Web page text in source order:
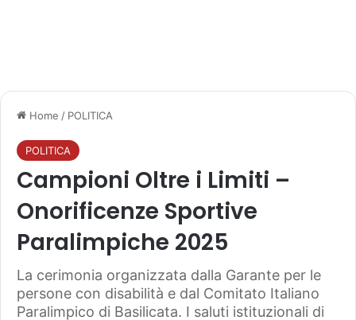
Home / POLITICA
POLITICA
Campioni Oltre i Limiti –
Onorificenze Sportive
Paralimpiche 2025
La cerimonia organizzata dalla Garante per le
persone con disabilità e dal Comitato Italiano
Paralimpico di Basilicata. I saluti istituzionali di